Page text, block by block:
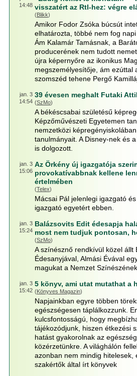
14:48 visszatért az Rtl-hez: végre
(Blikk)
Amikor Fodor Zsóka búcsút
elhatározta, többé nem fog
Ám Kalamár Tamásnak, a
producerének nem tudott
újra képernyőre az ikonikus
megszemélyesítője, ám
szomszéd tehene Pergő
jan. 3
14:54
39 évesen meghalt Futaki
(SzMo)
A békéscsabai születésű
Képzőművészeti Egyetemen
nemzetközi
tanulmányait. A Disney-nek és
is dolgozott.
jan. 3
15:06
Az Örkény új igazgatója
provokatívabbnak kellene
értelmében
(Telex)
Mácsai Pál jelenlegi igazgató
igazgató egyetért ebben.
jan. 3
15:24
Balázsovits Edit édesapja
most nem tudjuk pontosan,
(SzMo)
A színésznő rendkívül közel állt
Édesanyjával, Almási Évával
magukat a Nemzet
jan. 3
15:42
5 könyv, ami utat mutathat a
(Könyves Magazin)
Napjainkban egyre többen
egészségesen táplálkozzunk.
kulcsfontosságú, hogy
tájékozódjunk, hiszen étkezési
hatást gyakorolnak az
közérzetünkre. A világhálón
azonban nem mindig hitelesek,
szakértők által írt könyvek